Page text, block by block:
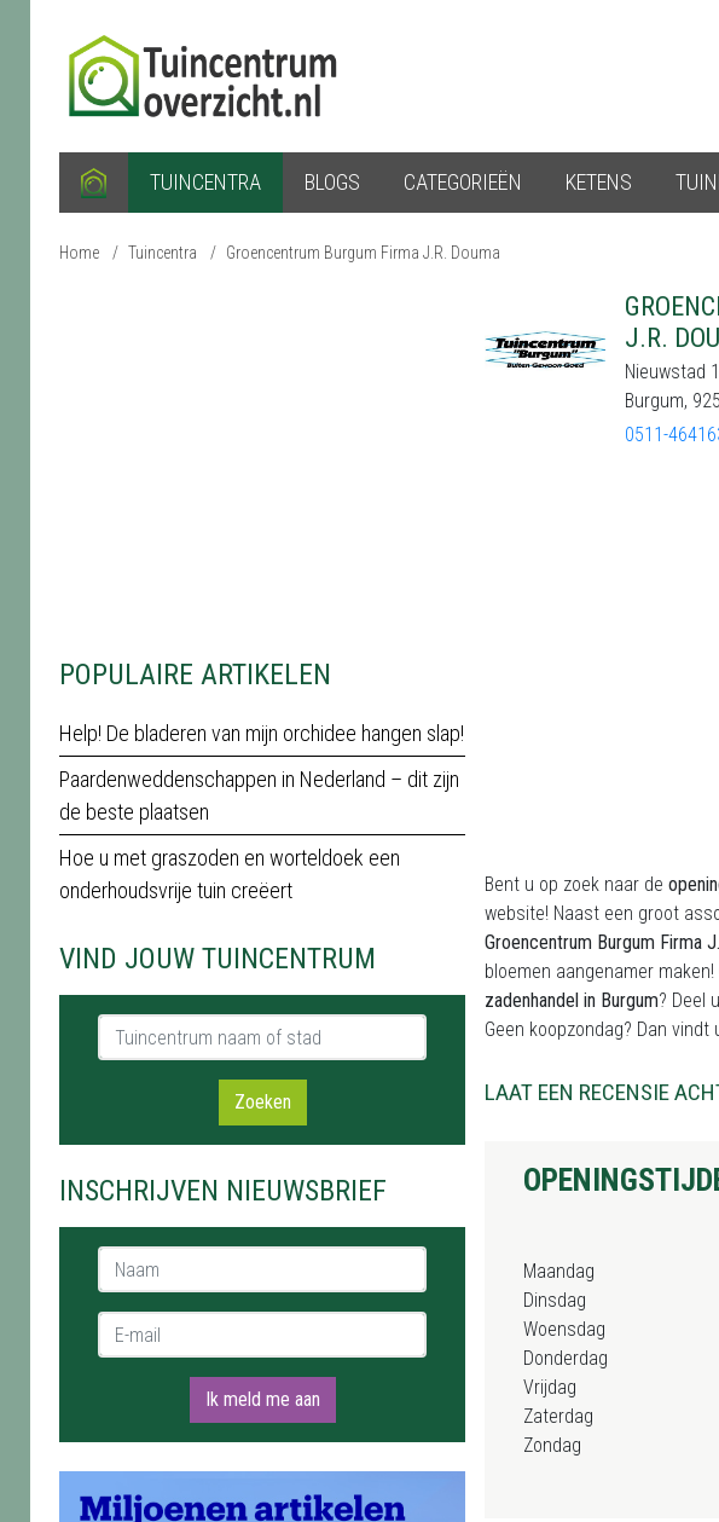
TUINCENTRA BLOGS CATEGORIEËN KETENS
Home / Tuincentra / Groencentrum Burgum Firma J.R. Douma
POPULAIRE ARTIKELEN
Help! De bladeren van mijn orchidee hangen slap!
Paardenweddenschappen in Nederland – dit zijn
de beste plaatsen
Hoe u met graszoden en worteldoek een
onderhoudsvrije tuin creëert
VIND JOUW TUINCENTRUM
Tuincentrum naam of stad
Zoeken
INSCHRIJVEN NIEUWSBRIEF
Naam *
E-mail *
Ik meld me aan
J.R.
Nieuwstad
Burgum,
0511-
Bent u op zoek naar de
website! Naast een groot
Groencentrum Burgum Firma
bloemen aangenamer maken!
zadenhandel in Burgum? Deel
Geen koopzondag? Dan vindt
LAAT EEN RECENSIE
Maandag
Dinsdag
Woensdag
Donderdag
Vrijdag
Zaterdag
Zondag